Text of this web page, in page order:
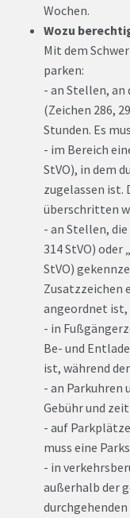
Wochen.
Wozu
Mit dem
parken:
- an Stellen,
(Zeichen 286,
Stunden. Es
- im Bereich
StVO), in dem
zugelassen ist.
überschritten
- an Stellen,
314 StVO) oder
StVO)
Zusatzzeichen
angeordnet ist,
- in
Be- und
ist, während
- an Parkuhren
Gebühr und
- auf
muss eine
- in
außerhalb der